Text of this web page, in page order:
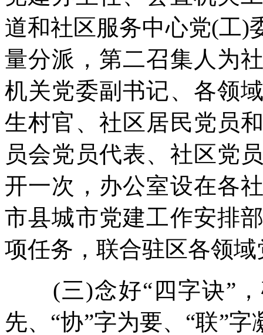
道和社区服务中心党(工)
量分派，第二召集人为
机关党委副书记、各领
生村官、社区居民党员
员会党员代表、社区党
开一次，办公室设在各
市县城市党建工作安排
项任务，联合驻区各领
(三)念好“四字诀”，
先、“协”字为要、“联”